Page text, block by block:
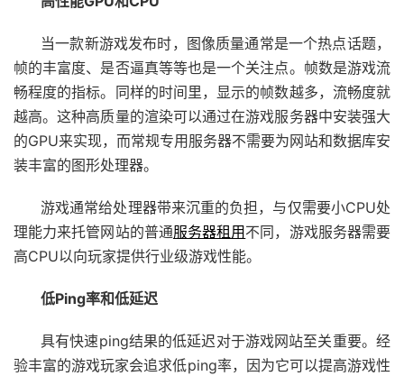
当一款新游戏发布时，图像质量通常是一个热点话题，
帧的丰富度、是否逼真等等也是一个关注点。帧数是游戏流
畅程度的指标。同样的时间里，显示的帧数越多，流畅度就
越高。这种高质量的渲染可以通过在游戏服务器中安装强大
的GPU来实现，而常规专用服务器不需要为网站和数据库安
装丰富的图形处理器。
游戏通常给处理器带来沉重的负担，与仅需要小CPU处
理能力来托管网站的普通服务器租用 不同，游戏服务器需要
高CPU以向玩家提供行业级游戏性能。
低Ping率和低延迟
具有快速ping结果的低延迟对于游戏网站至关重要。经
验丰富的游戏玩家会追求低ping率，因为它可以提高游戏性